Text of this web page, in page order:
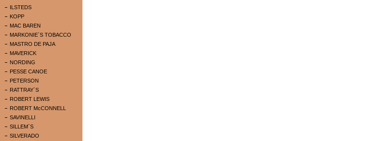
ILSTEDS
KOPP
MAC BAREN
MARKONIE`S TOBACCO
MASTRO DE PAJA
MAVERICK
NORDING
PESSE CANOE
PETERSON
RATTRAY`S
ROBERT LEWIS
ROBERT McCONNELL
SAVINELLI
SILLEM`S
SILVERADO